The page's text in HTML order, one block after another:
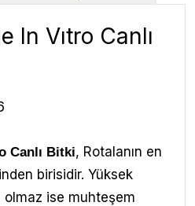
In Vıtro Canlı
Canlı Bitki, Rotalanın en
birisidir. Yüksek
ise muhteşem